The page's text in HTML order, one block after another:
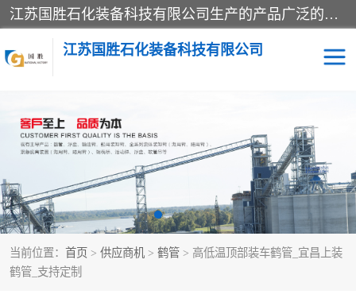
江苏国胜石化装备科技有限公司生产的产品广泛的应用于石油、石化等行业中，产品种类齐全，其中包括装卸鹤管、汽车鹤管、火车鹤管、装车鹤管、卸车鹤管、上装鹤管、下装鹤管、lng鹤管、发油鹤管、液氨鹤管、液化气鹤管等，我们生产的产品质量上乘，价格实惠，服务好，买鹤管就到国胜石化装备！
江苏国胜石化装备科技有限公司
当前位置： 首页 > 供应商机 > 鹤管 > 高低温顶部装车鹤管_宜昌上装
鹤管_支持定制
输油臂 鹤管活动梯